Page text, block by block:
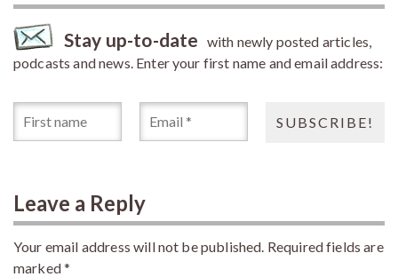
Stay up-to-date with newly posted articles,
podcasts and news. Enter your first name and email address:
Leave a Reply
Your email address will not be published. Required fields are
marked*